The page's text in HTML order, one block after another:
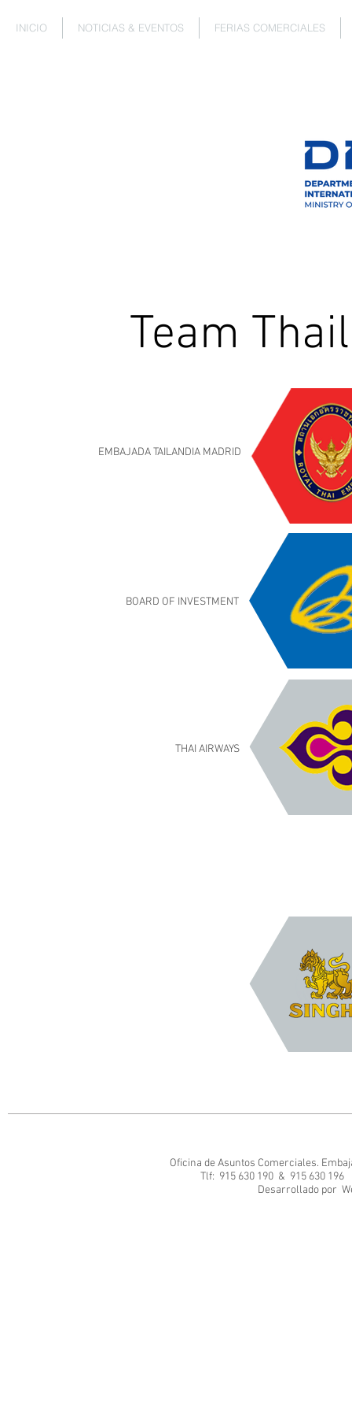
INICIO NOTICIAS & EVENTOS FERIAS COMERCIALES
Team
EMBAJADA TAILANDIA MADRID
BOARD OF INVESTMENT
THAI AIRWAYS
Oficina de Asuntos Comerciales.
Tlf: 915 630 190 & 915 630